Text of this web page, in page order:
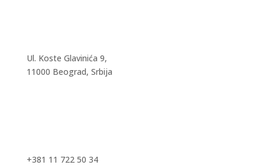
Ul. Koste Glavinića 9,
11000 Beograd, Srbija
+381 11 722 50 34